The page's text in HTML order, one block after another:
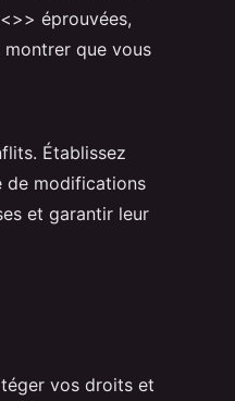
>> éprouvées,
que vous
Établissez
de modifications
et garantir leur
vos droits et